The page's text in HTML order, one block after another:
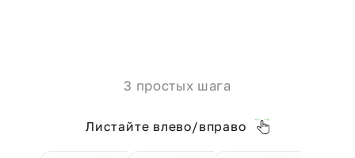
3 простых шага
Листайте влево/вправо